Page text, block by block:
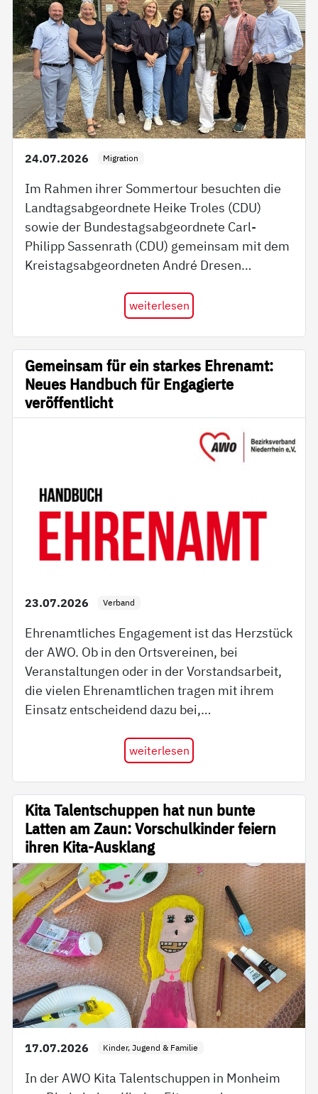
24.07.2026 Migration
Im Rahmen ihrer Sommertour besuchten die
Landtagsabgeordnete Heike Troles (CDU)
sowie der Bundestagsabgeordnete Carl-
Philipp Sassenrath (CDU) gemeinsam mit dem
Kreistagsabgeordneten André Dresen…
weiterlesen
Gemeinsam für ein starkes Ehrenamt:
Neues Handbuch für Engagierte
veröffentlicht
23.07.2026 Verband
Ehrenamtliches Engagement ist das Herzstück
der AWO. Ob in den Ortsvereinen, bei
Veranstaltungen oder in der Vorstandsarbeit,
die vielen Ehrenamtlichen tragen mit ihrem
Einsatz entscheidend dazu bei,…
weiterlesen
Kita Talentschuppen hat nun bunte
Latten am Zaun: Vorschulkinder feiern
ihren Kita-Ausklang
17.07.2026 Kinder, Jugend & Familie
In der AWO Kita Talentschuppen in Monheim